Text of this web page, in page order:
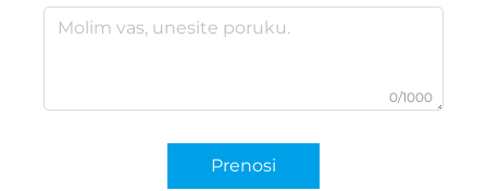
0/1000
Prenosi